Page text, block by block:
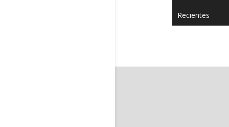
Recientes